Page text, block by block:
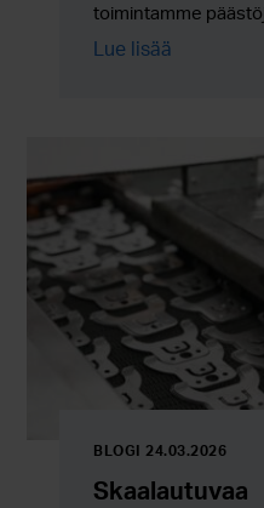
toimintamme
työ jatkuu nyt entistä
Lue lisää
BLOGI 24.03.2026
Skaalautuvaa